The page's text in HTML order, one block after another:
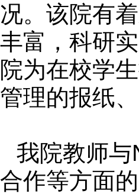
况。该院有
丰富，科研
院为在校学
管理的报纸
我院教师与
合作等方面